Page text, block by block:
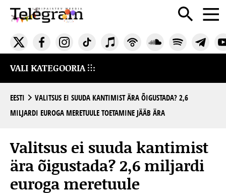
VALI KATEGOORIA
EESTI
VALITSUS EI SUUDA KANTIMIST ÄRA ÕIGUSTADA? 2,6
MILJARDI EUROGA MERETUULE TOETAMINE JÄÄB ÄRA
Valitsus ei suuda kantimist
ära õigustada? 2,6 miljardi
euroga meretuule